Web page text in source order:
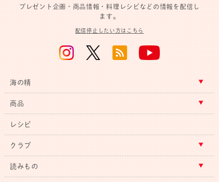
プレゼント企画・商品情報・料理レシピなどの情報を配信し
ます。
配信停止したい方はこちら
海の精
商品
レシピ
クラブ
読みもの